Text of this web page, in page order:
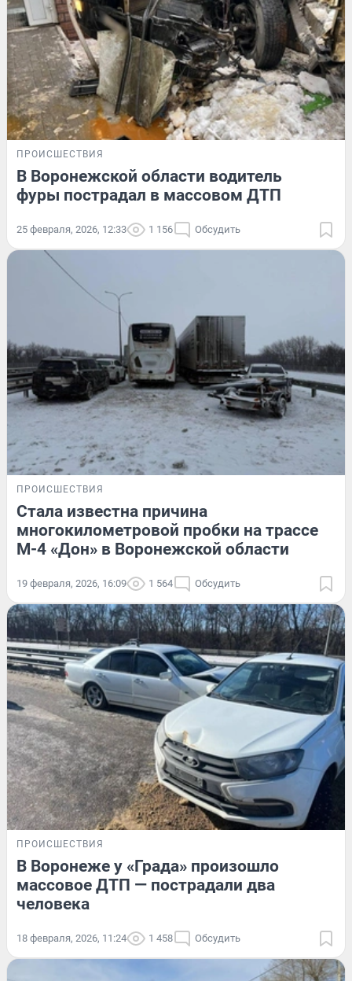
ПРОИСШЕСТВИЯ
В Воронежской области водитель
фуры пострадал в массовом ДТП
25 февраля, 2026, 12:33 1 156 Обсудить
ПРОИСШЕСТВИЯ
Стала известна причина
многокилометровой пробки на трассе
М-4 «Дон» в Воронежской области
19 февраля, 2026, 16:09 1 564 Обсудить
ПРОИСШЕСТВИЯ
В Воронеже у «Града» произошло
массовое ДТП — пострадали два
человека
18 февраля, 2026, 11:24 1 458 Обсудить